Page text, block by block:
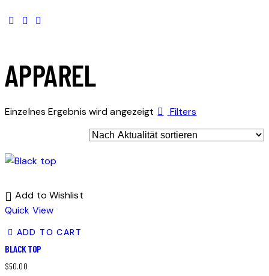
APPAREL
Einzelnes Ergebnis wird angezeigt Filters
Add to Wishlist
Quick View
ADD TO CART
BLACK TOP
$50.00